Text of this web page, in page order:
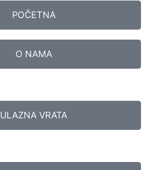
POČETNA
O NAMA
ULAZNA VRATA